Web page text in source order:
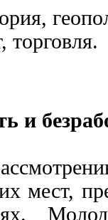
торговля.
и
мест,